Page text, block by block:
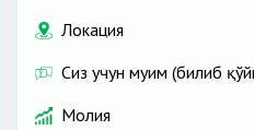
Локация
Сиз учун муҳим (билиб
Молия